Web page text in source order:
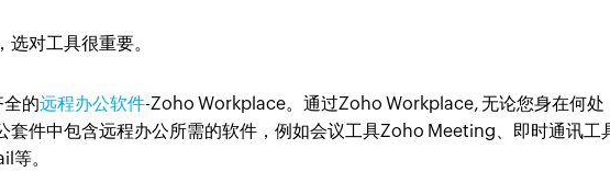
对工具很重要。
全的远程办公软件-Zoho Workplace。通过Zoho Workplace, 无论您身在何处
套件中包含远程办公所需的软件，例如会议工具Zoho Meeting、即时通讯工
等。